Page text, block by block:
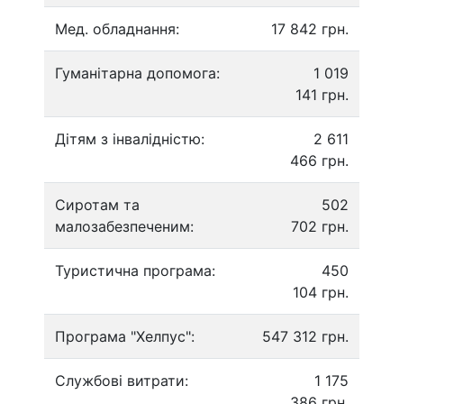
Мед. обладнання: 17 842 грн.
Гуманітарна допомога:
1 019
141 грн.
Дітям з інвалідністю:
2 611
466 грн.
Сиротам та
малозабезпеченим:
502
702 грн.
Туристична програма:
450
104 грн.
Програма "Хелпус": 547 312 грн.
Службові витрати:
1 175